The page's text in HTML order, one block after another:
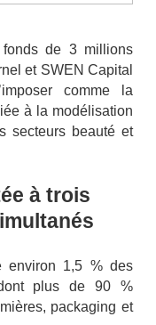
de 3 millions
et SWEN Capital
comme la
à la modélisation
secteurs beauté et
à trois
environ 1,5 % des
plus de 90 %
packaging et